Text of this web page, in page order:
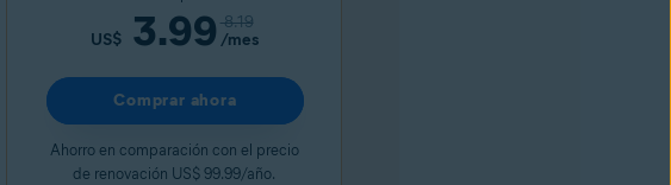
US$ 3.99 8.19
/mes
Comprar ahora
Ahorro en comparación con el precio
de renovación US$ 99.99/año.